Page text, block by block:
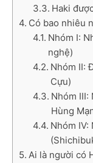
Haki
Có bao nhiêu
Nhóm I:
nghệ)
Nhóm II:
Cựu)
Nhóm III:
Hùng
Nhóm IV:
Ai là người có